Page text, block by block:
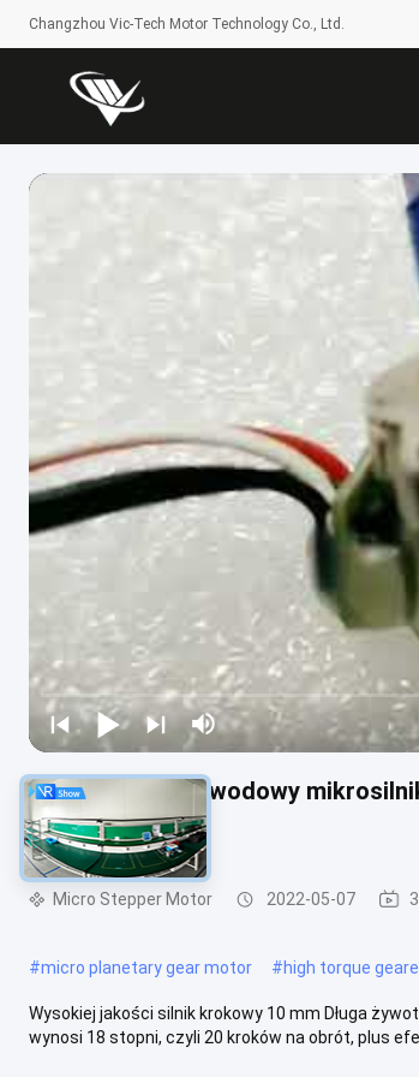
Changzhou Vic-Tech Motor Technology Co., Ltd.
2-fazowy 4-przewodowy
VSM1070
Micro Stepper Motor 2022-05-07
#micro planetary gear motor #high torque
Wysokiej jakości silnik krokowy 10 mm Długa
wynosi 18 stopni, czyli 20 kroków na obrót, plus